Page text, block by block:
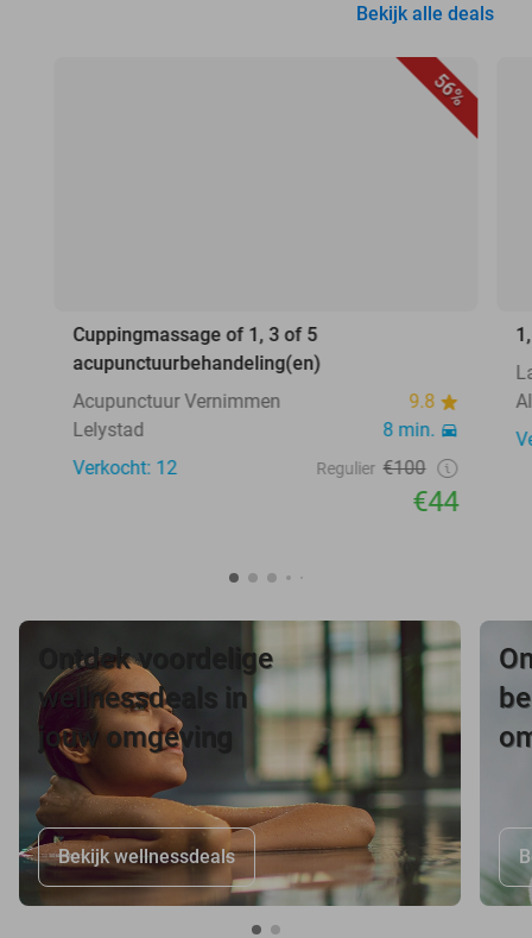
Bekijk alle deals
56%
Cuppingmassage of 1, 3 of 5
acupunctuurbehandeling(en)
Acupunctuur Vernimmen
9.8
Lelystad
8 min.
Verkocht: 12
Regulier €100
€44
Ontdek voordelige
wellnessdeals in
jouw omgeving
Bekijk wellnessdeals